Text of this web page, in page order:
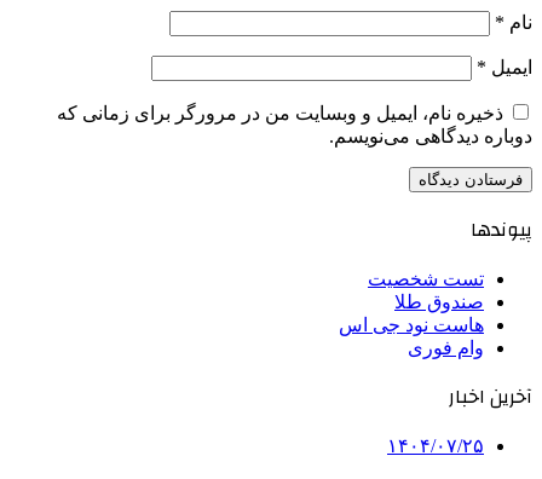
نام *
ایمیل *
ذخیره نام، ایمیل و وبسایت من در مرورگر برای زمانی که
دوباره دیدگاهی می‌نویسم.
پیوندها
تست شخصیت
صندوق طلا
هاست نود جی اس
وام فوری
آخرین اخبار
۱۴۰۴/۰۷/۲۵